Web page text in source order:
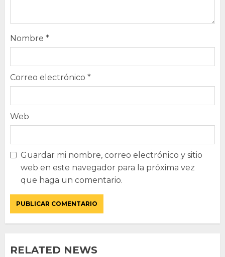
Nombre *
Correo electrónico *
Web
Guardar mi nombre, correo electrónico y sitio
web en este navegador para la próxima vez
que haga un comentario.
RELATED NEWS